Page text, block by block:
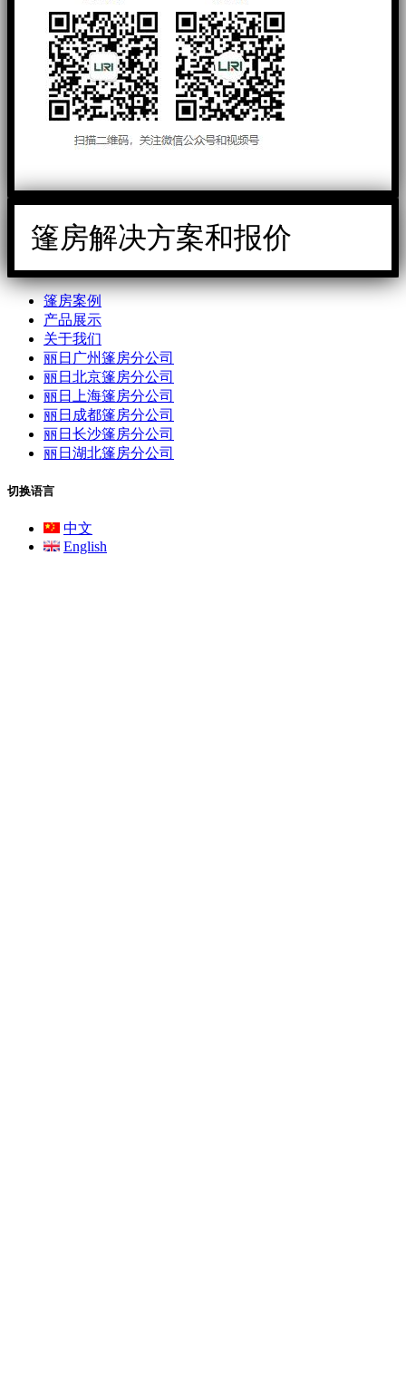
篷房解决方案和报价
篷房案例
产品展示
关于我们
丽日广州篷房分公司
丽日北京篷房分公司
丽日上海篷房分公司
丽日成都篷房分公司
丽日长沙篷房分公司
丽日湖北篷房分公司
切换语言
中文
English